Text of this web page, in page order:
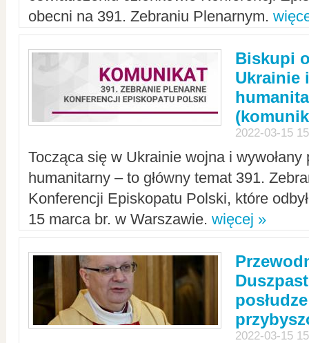
obecni na 391. Zebraniu Plenarnym.
Biskupi
Ukrainie
2022-03-15
Tocząca się w Ukrainie wojna i
humanitarny – to główny temat 391.
Konferencji Episkopatu Polski, które
15 marca br. w Warszawie. więcej »
2022-03-15